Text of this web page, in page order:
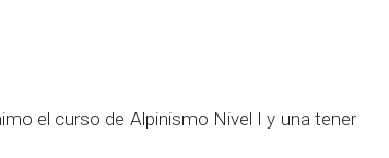
el curso de Alpinismo Nivel I y una tener